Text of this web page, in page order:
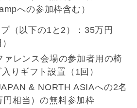
への参加枠含む）
（以下の1と2）：35万円
ァレンス会場の参加者用の椅
りギフト設置（1回）
& NORTH ASIAへの2名
円相当）の無料参加枠